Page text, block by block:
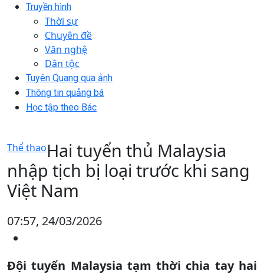
Truyền hình
Thời sự
Chuyên đề
Văn nghệ
Dân tộc
Tuyên Quang qua ảnh
Thông tin quảng bá
Học tập theo Bác
Thể thaoHai tuyển thủ Malaysia
nhập tịch bị loại trước khi sang
Việt Nam
07:57, 24/03/2026
Đội tuyển Malaysia tạm thời chia tay hai